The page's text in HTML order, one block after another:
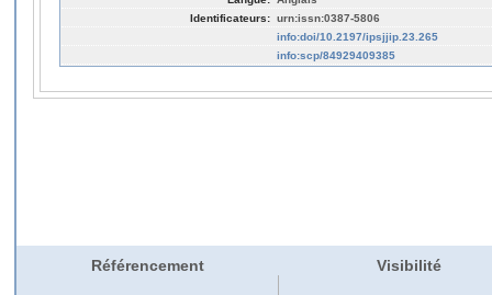
Identificateurs: urn:issn:0387-5806
info:doi/10.2197/ipsjjip.23.265
info:scp/84929409385
Référencement Visibilité